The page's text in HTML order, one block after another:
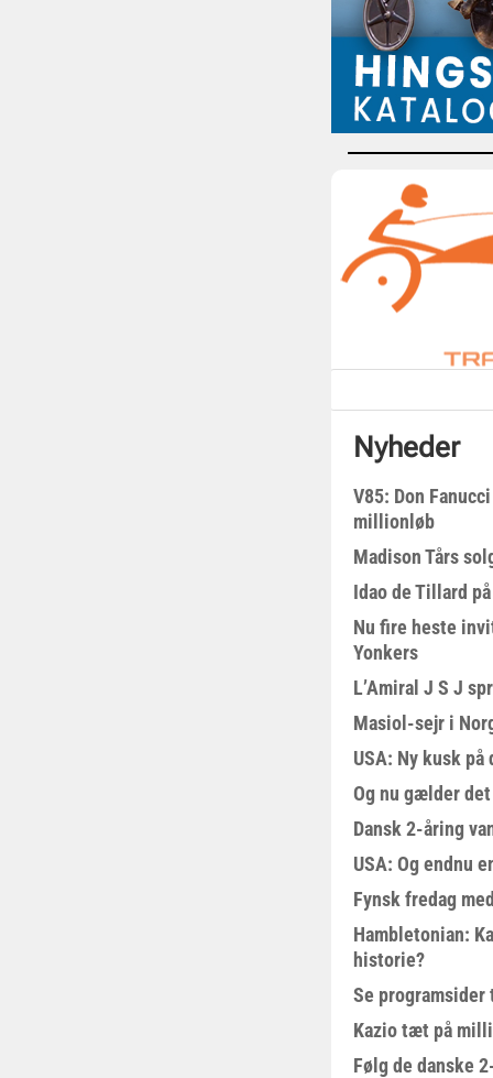
Nyheder
V85: Don
millionløb
Madison Tårs
Idao de Tillard
Nu fire heste
Yonkers
L’Amiral J S J
Masiol-sejr i
USA: Ny kusk på
Og nu gælder
Dansk 2-åring
USA: Og endnu
Fynsk fredag
Hambletonian:
historie?
Se
Kazio tæt på
Følg de danske